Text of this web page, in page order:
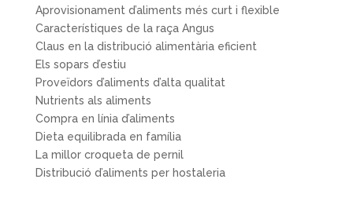
Aprovisionament d’aliments més curt i flexible
Característiques de la raça Angus
Claus en la distribució alimentària eficient
Els sopars d’estiu
Proveïdors d’aliments d’alta qualitat
Nutrients als aliments
Compra en línia d’aliments
Dieta equilibrada en família
La millor croqueta de pernil
Distribució d’aliments per hostaleria